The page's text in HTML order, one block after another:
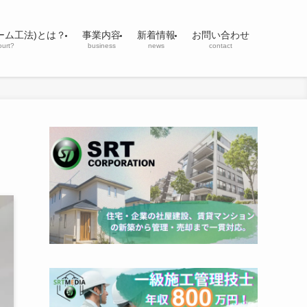
ム工法)とは？ 事業内容
business
新着情報
news
お問い合わせ
contact